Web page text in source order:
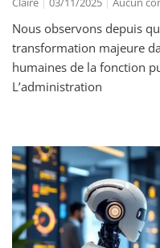
Nous observons depuis
transformation majeure
humaines de la fonction
L’administration